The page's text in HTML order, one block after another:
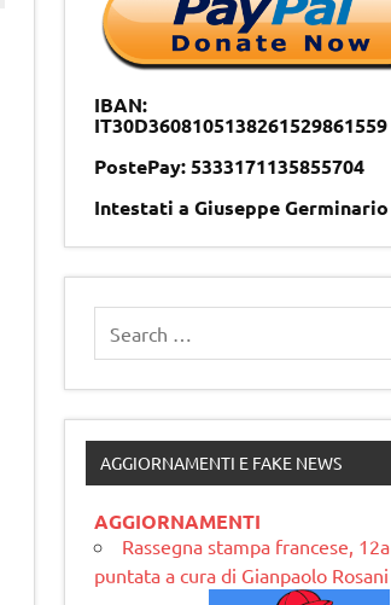
IBAN:
IT30D3608105138261529861559
PostePay: 5333171135855704
Intestati a Giuseppe Germinario
AGGIORNAMENTI E FAKE NEWS
AGGIORNAMENTI
Rassegna stampa francese, 12a
puntata a cura di Gianpaolo Rosani